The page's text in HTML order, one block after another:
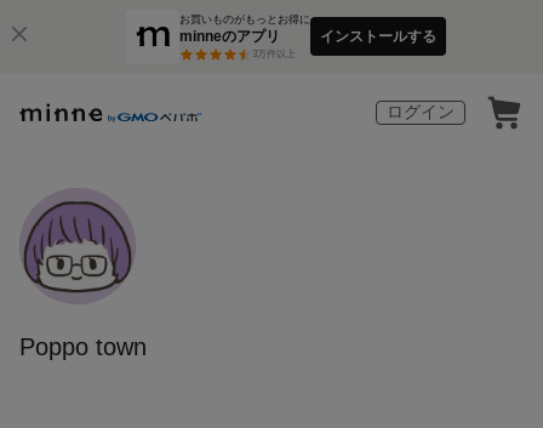
お買いものがもっとお得に
minneのアプリ
3万件以上
インストールする
ログイン
Poppo town